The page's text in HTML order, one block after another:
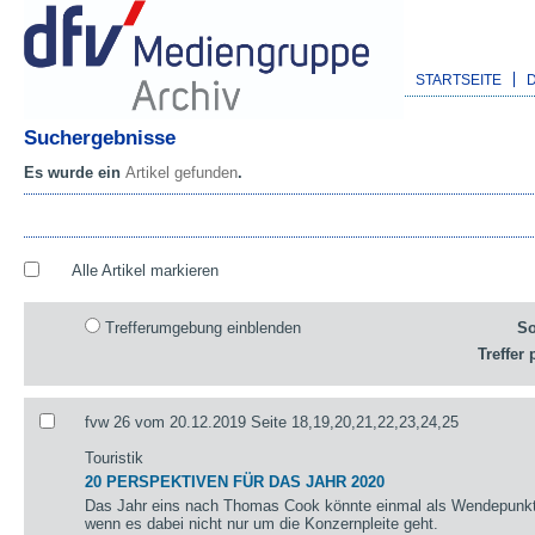
STARTSEITE
Suchergebnisse
Es wurde ein Artikel gefunden.
Alle Artikel markieren
Trefferumgebung einblenden
Treffer
fvw 26 vom 20.12.2019 Seite 18,19,20,21,22,23,24,25
Touristik
20 PERSPEKTIVEN FÜR DAS JAHR 2020
Das Jahr eins nach Thomas Cook könnte einmal als
wenn es dabei nicht nur um die Konzernpleite geht.